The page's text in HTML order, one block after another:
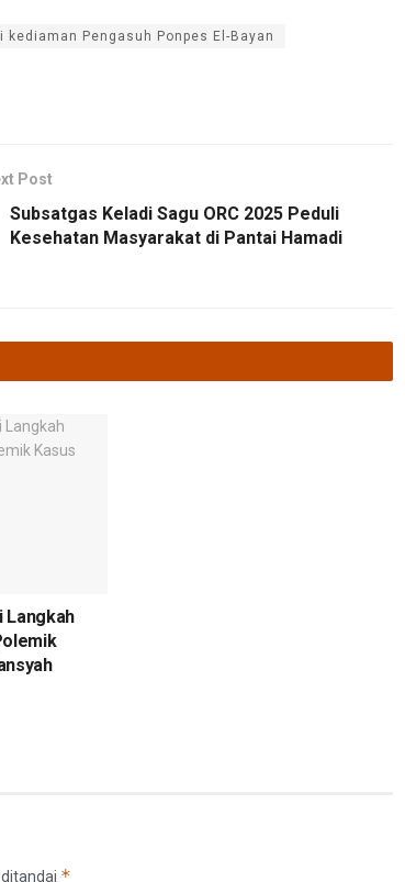
Pengasuh Ponpes El-Bayan
Post
Subsatgas Keladi Sagu ORC 2025 Peduli
Kesehatan Masyarakat di Pantai Hamadi
Langkah
*